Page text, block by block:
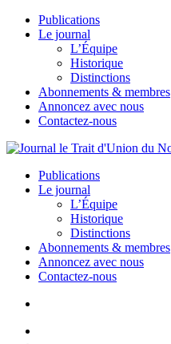
Publications
Le journal
L’Équipe
Historique
Distinctions
Abonnements & membres
Annoncez avec nous
Contactez-nous
Publications
Le journal
L’Équipe
Historique
Distinctions
Abonnements & membres
Annoncez avec nous
Contactez-nous